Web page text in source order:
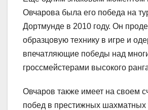
Овчарова была его победа на
Дортмунде в 2010 году. Он
образцовую технику в игре и
впечатляющие победы над
гроссмейстерами высокого
Овчаров также имеет на своем
побед в престижных шахматных